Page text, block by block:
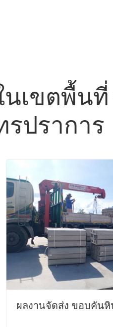
เขตพื้นที่
ปราการ
ผลงานจัดส่ง ขอบคัน